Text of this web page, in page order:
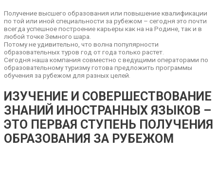
Получение высшего образования или повышение квалификации
по той или иной специальности за рубежом – сегодня это почти
всегда успешное построение карьеры как на на Родине, так и в
любой точке Земного шара.
Потому не удивительно, что волна популярности
образовательных туров год от года только растет.
Сегодня наша компания совместно с ведущими операторами по
образовательному туризму готова предложить программы
обучения за рубежом для разных целей.
ИЗУЧЕНИЕ И СОВЕРШЕСТВОВАНИЕ
ЗНАНИЙ ИНОСТРАННЫХ ЯЗЫКОВ –
ЭТО ПЕРВАЯ СТУПЕНЬ ПОЛУЧЕНИЯ
ОБРАЗОВАНИЯ ЗА РУБЕЖОМ